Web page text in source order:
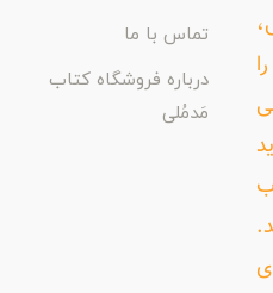
تماس با ما
درباره فروشگاه کتاب
مَدمُلی